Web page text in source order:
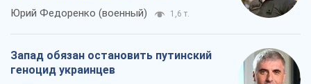
Юрий Федоренко (военный) 1,6 т.
Запад обязан остановить путинский
геноцид украинцев